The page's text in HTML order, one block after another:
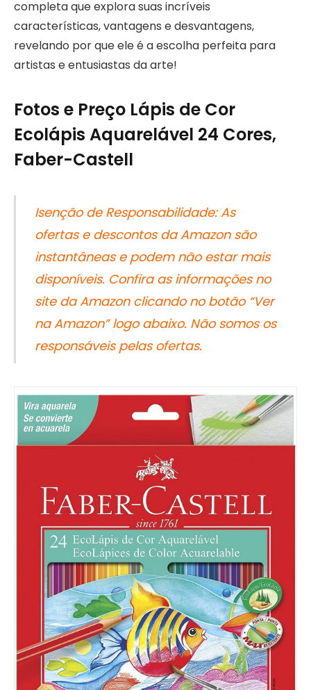
completa que explora suas incríveis
características, vantagens e desvantagens,
revelando por que ele é a escolha perfeita para
artistas e entusiastas da arte!
Fotos e Preço Lápis de Cor
Ecolápis Aquarelável 24 Cores,
Faber-Castell
Isenção de Responsabilidade: As
ofertas e descontos da Amazon são
instantâneas e podem não estar mais
disponíveis. Confira as informações no
site da Amazon clicando no botão “Ver
na Amazon” logo abaixo. Não somos os
responsáveis pelas ofertas.